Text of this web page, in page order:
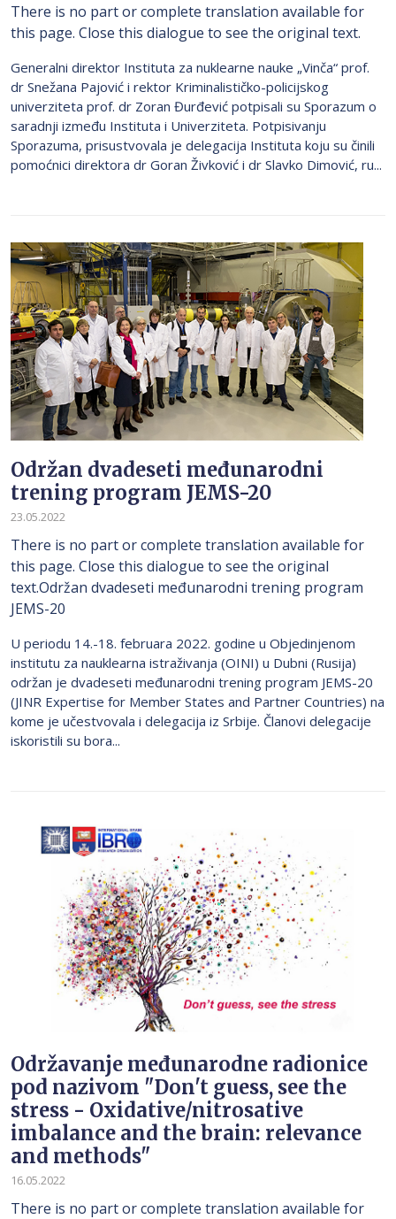
There is no part or complete translation available for
this page. Close this dialogue to see the original text.
Generalni direktor Instituta za nuklearne nauke „Vinča“ prof.
dr Snežana Pajović i rektor Kriminalističko-policijskog
univerziteta prof. dr Zoran Đurđević potpisali su Sporazum o
saradnji između Instituta i Univerziteta. Potpisivanju
Sporazuma, prisustvovala je delegacija Instituta koju su činili
pomoćnici direktora dr Goran Živković i dr Slavko Dimović, ru...
Održan dvadeseti međunarodni
trening program JEMS-20
23.05.2022
There is no part or complete translation available for
this page. Close this dialogue to see the original
text.Održan dvadeseti međunarodni trening program
JEMS-20
U periodu 14.-18. februara 2022. godine u Objedinjenom
institutu za nauklearna istraživanja (OINI) u Dubni (Rusija)
održan je dvadeseti međunarodni trening program JEMS-20
(JINR Expertise for Member States and Partner Countries) na
kome je učestvovala i delegacija iz Srbije. Članovi delegacije
iskoristili su bora...
Održavanje međunarodne radionice
pod nazivom "Don't guess, see the
stress - Oxidative/nitrosative
imbalance and the brain: relevance
and methods"
16.05.2022
There is no part or complete translation available for